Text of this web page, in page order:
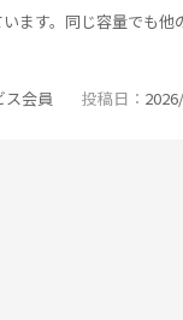
ます。同じ容量でも他
ス会員 投稿日